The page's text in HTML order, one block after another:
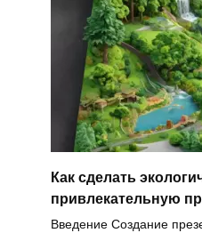
Как сделать
привлекательную
Введение Создание